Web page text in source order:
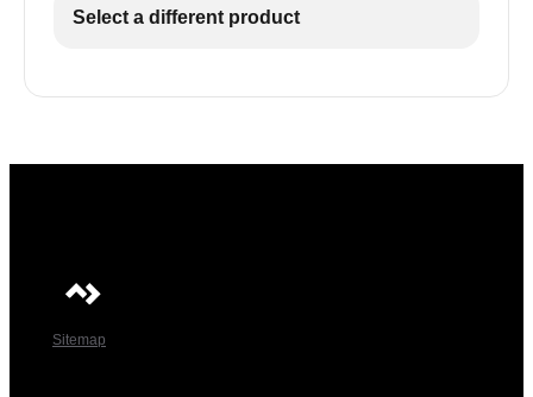
Select a different product
Sitemap